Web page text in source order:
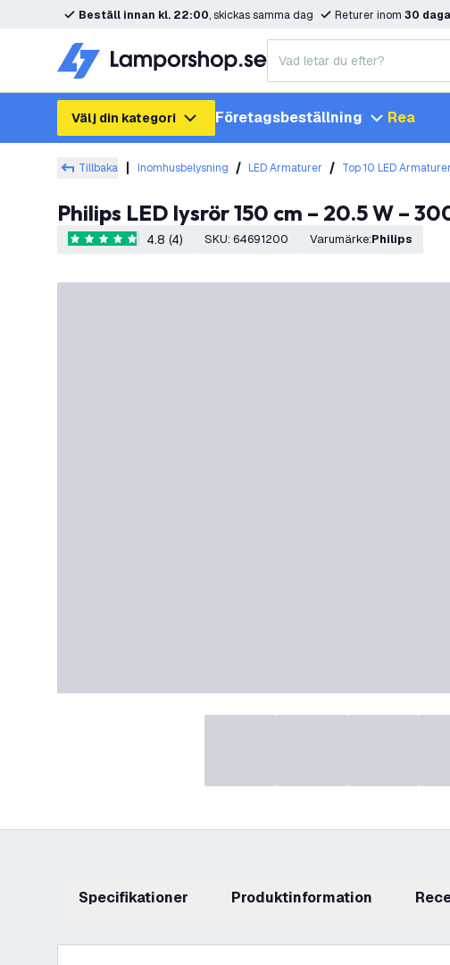
Beställ innan kl. 22:00, skickas samma dag Returer inom 30
Välj din kategori Företagsbeställning Rea
Tillbaka Inomhusbelysning LED Armaturer Top 10 LED Armaturer
Philips LED lysrör 150 cm – 20.5 W –
4.8 stjärnbetyg4.8 (4) SKU: 64691200 Varumärke: Philips
Specifikationer produktinformation